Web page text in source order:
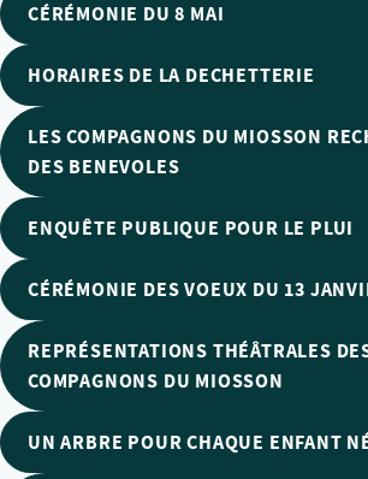
CÉRÉMONIE DU 8 MAI
HORAIRES DE LA DECHETTERIE
LES COMPAGNONS DU MIOSSON
DES BENEVOLES
ENQUÊTE PUBLIQUE POUR LE PLUI
CÉRÉMONIE DES VOEUX DU 13
REPRÉSENTATIONS THÉÂTRALES
COMPAGNONS DU MIOSSON
UN ARBRE POUR CHAQUE ENFANT